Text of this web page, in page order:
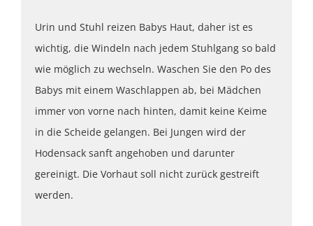
Urin und Stuhl reizen Babys Haut, daher ist es
wichtig, die Windeln nach jedem Stuhlgang so bald
wie möglich zu wechseln. Waschen Sie den Po des
Babys mit einem Waschlappen ab, bei Mädchen
immer von vorne nach hinten, damit keine Keime
in die Scheide gelangen. Bei Jungen wird der
Hodensack sanft angehoben und darunter
gereinigt. Die Vorhaut soll nicht zurück gestreift
werden.